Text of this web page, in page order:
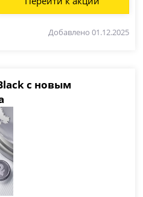
Добавлено 01.12.2025
с новым